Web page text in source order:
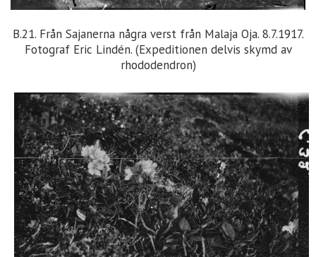
B.21. Från Sajanerna några verst från Malaja Oja. 8.7.1917.
Fotograf Eric Lindén. (Expeditionen delvis skymd av
rhododendron)